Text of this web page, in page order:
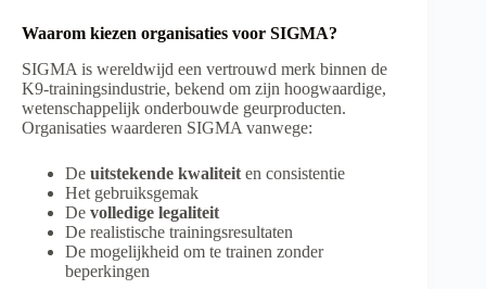
Waarom kiezen organisaties voor SIGMA?
SIGMA is wereldwijd een vertrouwd merk binnen de
K9-trainingsindustrie, bekend om zijn hoogwaardige,
wetenschappelijk onderbouwde geurproducten.
Organisaties waarderen SIGMA vanwege:
De uitstekende kwaliteit en consistentie
Het gebruiksgemak
De volledige legaliteit
De realistische trainingsresultaten
De mogelijkheid om te trainen zonder
beperkingen